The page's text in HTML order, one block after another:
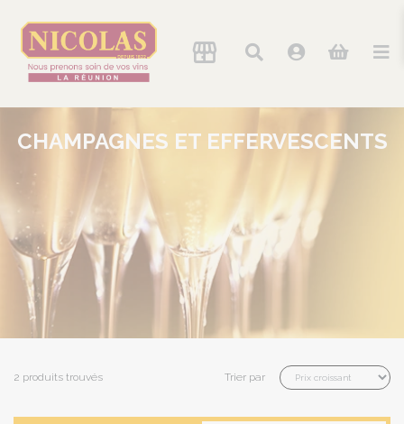
CHAMPAGNES ET EFFERVESCENTS
2 produits trouvés Trier par